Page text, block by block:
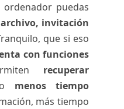
puedas
invitación
que si eso
con funciones
recuperar
menos tiempo
más tiempo